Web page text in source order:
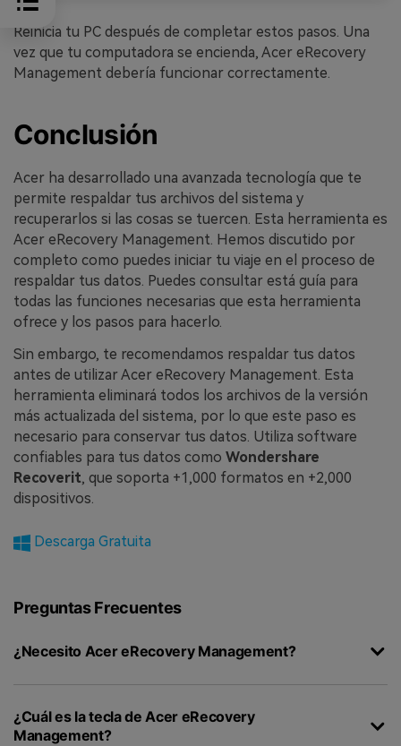
Reinicia tu PC después de completar estos pasos. Una
vez que tu computadora se encienda, Acer eRecovery
Management debería funcionar correctamente.
Conclusión
Acer ha desarrollado una avanzada tecnología que te
permite respaldar tus archivos del sistema y
recuperarlos si las cosas se tuercen. Esta herramienta es
Acer eRecovery Management. Hemos discutido por
completo como puedes iniciar tu viaje en el proceso de
respaldar tus datos. Puedes consultar está guía para
todas las funciones necesarias que esta herramienta
ofrece y los pasos para hacerlo.
Sin embargo, te recomendamos respaldar tus datos
antes de utilizar Acer eRecovery Management. Esta
herramienta eliminará todos los archivos de la versión
más actualizada del sistema, por lo que este paso es
necesario para conservar tus datos. Utiliza software
confiables para tus datos como Wondershare
Recoverit, que soporta +1,000 formatos en +2,000
dispositivos.
Descarga Gratuita
Preguntas Frecuentes
¿Necesito Acer eRecovery Management?
¿Cuál es la tecla de Acer eRecovery
Management?